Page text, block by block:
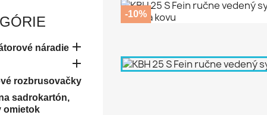
náradie 

rozbrusovačky
sadrokartón,
omietok
-10%